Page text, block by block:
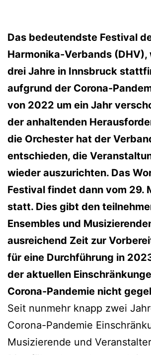
Das bedeutendste Festival
Harmonika-Verbands (DHV),
drei Jahre in Innsbruck
aufgrund der Corona-
von 2022 um ein Jahr
der anhaltenden
die Orchester hat der
entschieden, die
wieder auszurichten. Das
Festival findet dann vom 29.
statt. Dies gibt den
Ensembles und
ausreichend Zeit zur
für eine Durchführung in
der aktuellen
Corona-Pandemie nicht
Seit nunmehr knapp zwei
Corona-Pandemie
Musizierende und